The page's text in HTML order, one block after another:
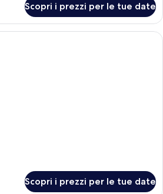
Scopri i prezzi per le tue date
Una camera d'albergo con un letto,
Scopri i prezzi per le tue date